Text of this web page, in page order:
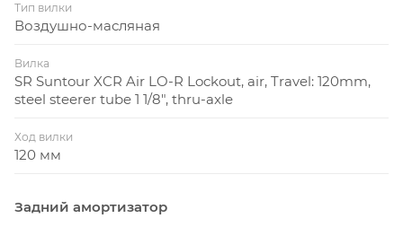
Тип вилки
Воздушно-масляная
Вилка
SR Suntour XCR Air LO-R Lockout, air, Travel: 120mm,
steel steerer tube 1 1/8", thru-axle
Ход вилки
120 мм
Задний амортизатор